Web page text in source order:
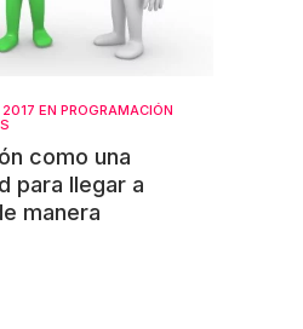
2017 EN PROGRAMACIÓN
como una
para llegar a
manera